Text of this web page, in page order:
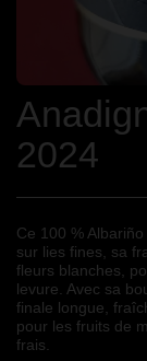
2024
Ce 100 %
sur lies fines, sa
fleurs blanches,
levure. Avec sa
finale longue,
pour les fruits de
frais.